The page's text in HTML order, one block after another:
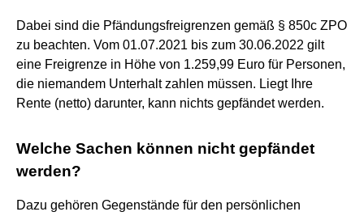
Dabei sind die Pfändungsfreigrenzen gemäß § 850c ZPO
zu beachten. Vom 01.07.2021 bis zum 30.06.2022 gilt
eine Freigrenze in Höhe von 1.259,99 Euro für Personen,
die niemandem Unterhalt zahlen müssen. Liegt Ihre
Rente (netto) darunter, kann nichts gepfändet werden.
Welche Sachen können nicht gepfändet
werden?
Dazu gehören Gegenstände für den persönlichen